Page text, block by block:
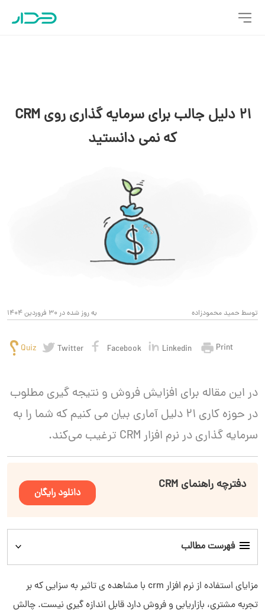
21 دلیل جالب برای سرمایه گذاری روی CRM
که نمی دانستید
به روز شده در 30 فروردین 1404 توسط حمید محمودزاده
Quiz Twitter Facebook Linkedin Print
در این مقاله برای افزایش فروش و نتیجه گیری مطلوب
در حوزه کاری 21 دلیل آماری بیان می کنیم که شما را به
سرمایه گذاری در نرم افزار CRM ترغیب می‌کند.
دفترچه راهنمای CRM
دانلود رایگان
فهرست مطالب
مزایای استفاده از نرم افزار crm با مشاهده ی تاثیر به سزایی که بر
تجربه مشتری، بازاریابی و فروش دارد قابل اندازه گیری نیست. چالش